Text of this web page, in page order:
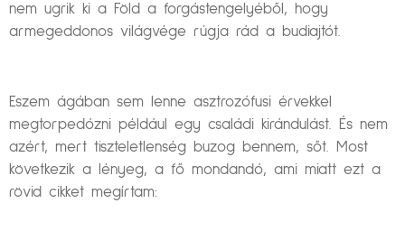
nem ugrik ki a Föld a forgástengelyéből, hogy
armegeddonos világvége rúgja rád a budiajtót.
Eszem ágában sem lenne asztrozófusi érvekkel
megtorpedózni például egy családi kirándulást. És nem
azért, mert tiszteletlenség buzog bennem, sőt. Most
következik a lényeg, a fő mondandó, ami miatt ezt a
rövid cikket megírtam: